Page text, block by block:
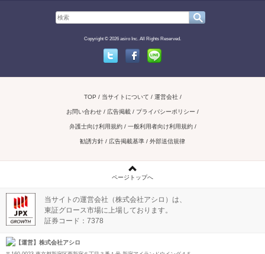
Copyright © 2026 asiro Inc. All Rights Reserved.
TOP 当サイトについて 運営会社
お問い合わせ / 広告掲載 プライバシーポリシー
弁護士向け利用規約 一般利用者向け利用規約
勧誘方針 広告掲載基準 外部送信規律
ページトップへ
当サイトの運営会社（株式会社アシロ）は、
東証グロース市場に上場しております。
証券コード：7378
【運営】株式会社アシロ